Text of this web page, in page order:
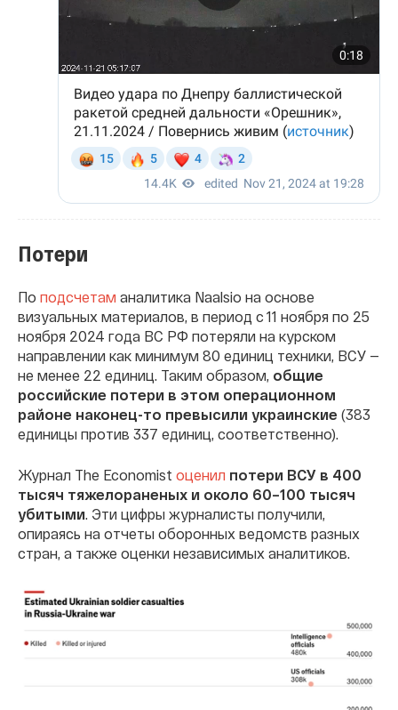
Потери
По подсчетам аналитика Naalsio на основе
визуальных материалов, в период с 11 ноября по 25
ноября 2024 года ВС РФ потеряли на курском
направлении как минимум 80 единиц техники, ВСУ —
не менее 22 единиц. Таким образом, общие
российские потери в этом операционном
районе наконец-то превысили украинские (383
единицы против 337 единиц, соответственно).
Журнал The Economist оценил потери ВСУ в 400
тысяч тяжелораненых и около 60–100 тысяч
убитыми. Эти цифры журналисты получили,
опираясь на отчеты оборонных ведомств разных
стран, а также оценки независимых аналитиков.